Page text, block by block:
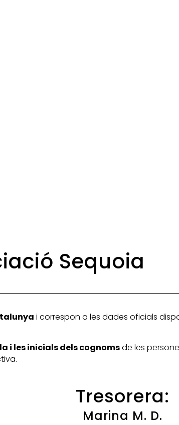
Sequoia
i correspon a les dades oficials
i les inicials dels cognomsde les
Tresorera:
Marina M. D.